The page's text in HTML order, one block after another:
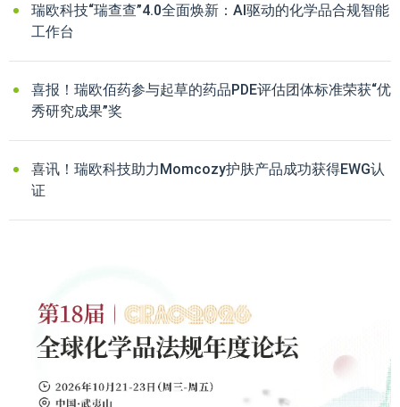
瑞欧科技“瑞查查”4.0全面焕新：AI驱动的化学品合规智能
工作台
喜报！瑞欧佰药参与起草的药品PDE评估团体标准荣获“优
秀研究成果”奖
喜讯！瑞欧科技助力Momcozy护肤产品成功获得EWG认
证